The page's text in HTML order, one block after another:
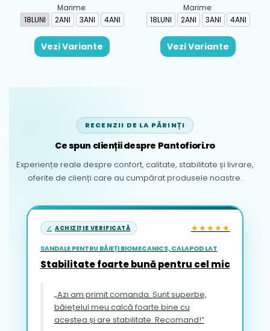
Marime:
18LUNI
2ANI 3ANI 4ANI
Vezi Variante
Marime:
18LUNI
2ANI 3ANI 4ANI
Vezi Variante
RECENZII DE LA PĂRINȚI
Ce spun clienții despre Pantofiori.ro
Experiențe reale despre confort, calitate, stabilitate și livrare,
oferite de clienți care au cumpărat produsele noastre.
ACHIZIȚIE VERIFICATĂ ★★★★★
SANDALE PENTRU BĂIEȚI BIOMECANICS, CALAPOD LAT
Stabilitate foarte bună pentru cel mic
„Azi am primit comanda. Sunt superbe,
băiețelul meu calcă foarte bine cu
acestea și are stabilitate. Recomand!”